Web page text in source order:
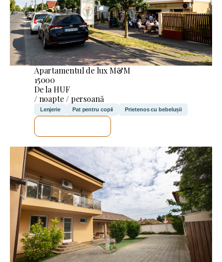
Apartamentul de lux M&M
15000
De la HUF
/ noapte / persoană
Lenjerie Pat pentru copii Prietenos cu bebelușii